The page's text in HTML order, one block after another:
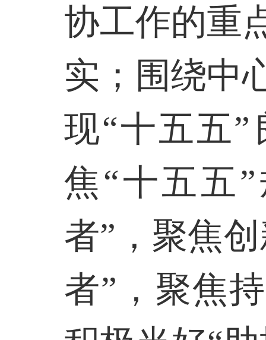
协工作的重
实；围绕中
现“十五五
焦“十五五
者”，聚焦
者”，聚焦